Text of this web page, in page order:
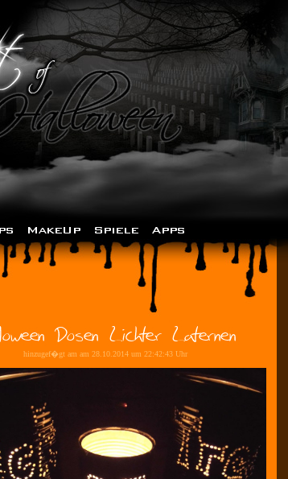
hinzugef�gt am am 28.10.2014 um 22:42:43 Uhr